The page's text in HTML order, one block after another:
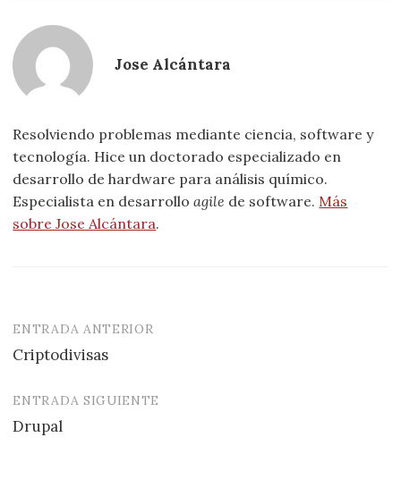
Jose Alcántara
Resolviendo problemas mediante ciencia, software y
tecnología. Hice un doctorado especializado en
desarrollo de hardware para análisis químico.
Especialista en desarrolloagile de software. Más
sobre Jose Alcántara.
Navegación
de
entradas
ENTRADA ANTERIOR
Criptodivisas
ENTRADA SIGUIENTE
Drupal